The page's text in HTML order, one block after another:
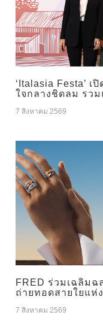
‘Italasia Festa’
ใจกลางชิดลม รว
7 สิงหาคม 2569
FRED ร่วมเฉลิม
ถ่ายทอดสายใยแห่
7 สิงหาคม 2569